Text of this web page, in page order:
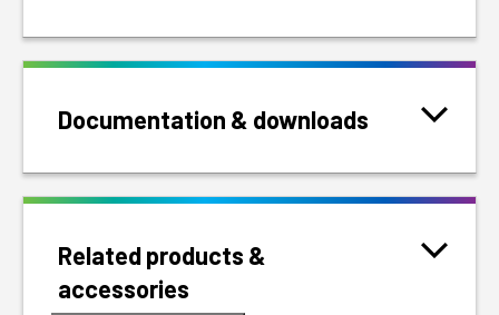
Documentation & downloads
Related products &
accessories